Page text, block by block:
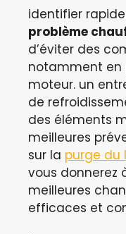
identifier
problème
d’éviter des
notamment en
moteur. un
de
des éléments
meilleures
sur la purge du
vous donnerez
meilleures
efficaces et